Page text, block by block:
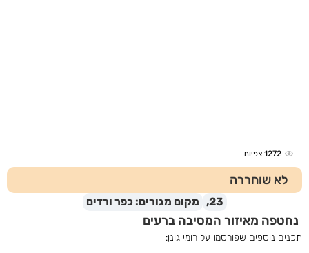
1272 צפיות
לא שוחררה
23, מקום מגורים: כפר ורדים
נחטפה מאיזור המסיבה ברעים
תכנים נוספים שפורסמו על רומי גונן: